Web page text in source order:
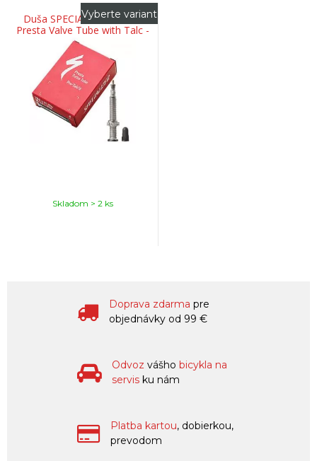
Duša SPECIALIZED Turbo
Presta Valve Tube with Talc -
700
Vyberte variant
Skladom > 2 ks
Doprava zdarma pre
objednávky od 99 €
Odvoz vášho bicykla na
servis ku nám
Platba kartou, dobierkou,
prevodom